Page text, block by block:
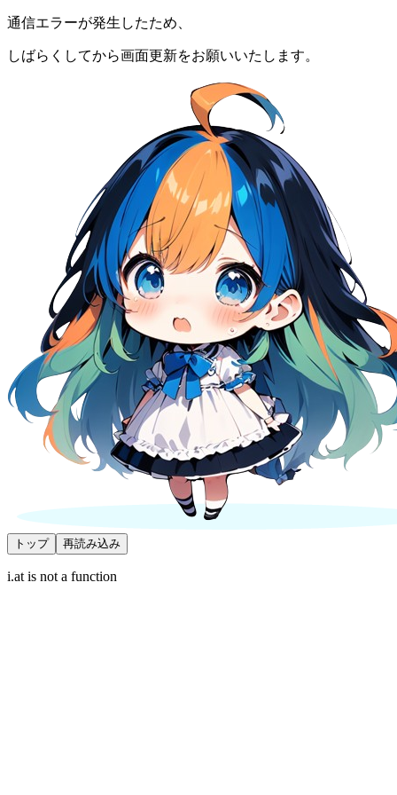
通信エラーが発生したため、
しばらくしてから画面更新をお願いいたします。
トップ 再読み込み
i.at is not a function